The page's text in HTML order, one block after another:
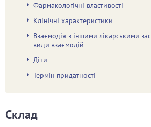
Фармакологічні властивості
Клінічні характеристики
Взаємодія з іншими лікарськими
види взаємодій
Діти
Термін придатності
Склад